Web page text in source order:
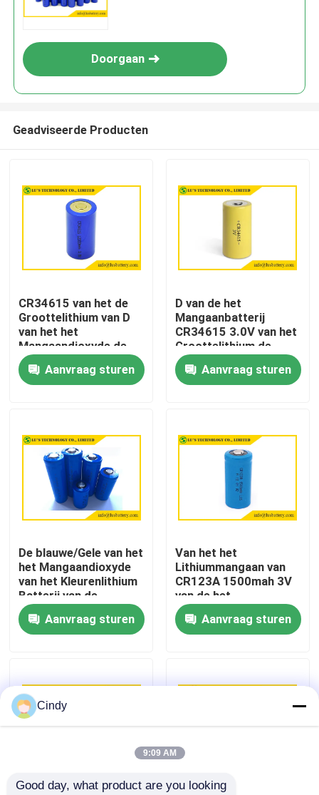
Huis
Ongeveer ons
Fabrieksreis
Kwaliteitscontrole
Contacteer ons
Gevallen
Het Dioxydebatterij van het lithiummangaan
Doorgaan
Geadviseerde Producten
CR34615 van het de
Groottelithium van D
van het het
Mangaandioxyde de
batterij van het de
Batterij3.6v 12ah
lithium
Aanvraag sturen
D van de het
Mangaanbatterij
CR34615 3.0V van het
Groottelithium de
batterij van het de
Batterij11000mah
lithium van Li Mno2
Aanvraag sturen
De blauwe/Gele van het
het Mangaandioxyde
van het Kleurenlithium
Batterij van de
Batterij3v Li MnO2
Aanvraag sturen
Van het het
Lithiummangaan van
CR123A 1500mah 3V
van de het
Dioxydebatterij de
Stabiele Prestaties
Aanvraag sturen
Cindy
9:09 AM
Good day, what product are you looking